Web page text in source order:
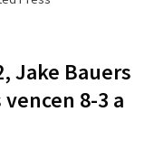
Jake Bauers
8-3 a